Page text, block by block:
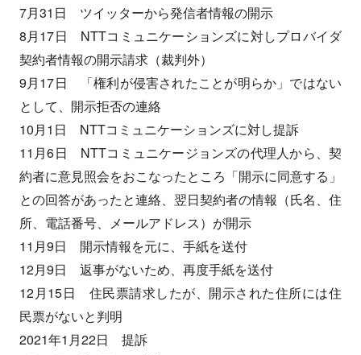
7月31日 ツイッターから発信者情報の開示
8月17日 NTTコミュニケーションズに対しプロバイダ
契約者情報の開示請求（裁判外）
9月17日 「権利が侵害されたことが明らか」ではない
として、開示拒否の連絡
10月1日 NTTコミュニケーションズに対し提訴
11月6日 NTTコミュニケージョンズの代理人から、契
約者に意見照会をおこなったところ「開示に同意する」
との回答があったと連絡、翌日契約者の情報（氏名、住
所、電話番号、メールアドレス）が開示
11月9日 開示情報を元に、手紙を送付
12月9日 返事がないため、再度手紙を送付
12月15日 住民票請求したが、開示された住所には住
民票がないと判明
2021年1月22日 提訴